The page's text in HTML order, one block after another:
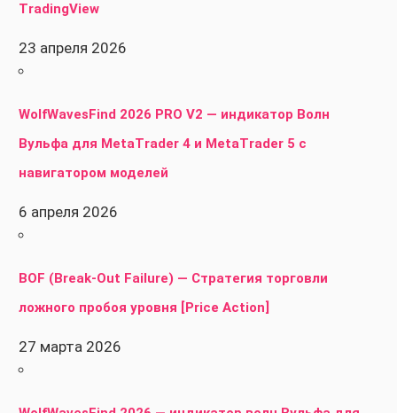
TradingView
23 апреля 2026
WolfWavesFind 2026 PRO V2 — индикатор Волн
Вульфа для MetaTrader 4 и MetaTrader 5 с
навигатором моделей
6 апреля 2026
BOF (Break-Out Failure) — Стратегия торговли
ложного пробоя уровня [Price Action]
27 марта 2026